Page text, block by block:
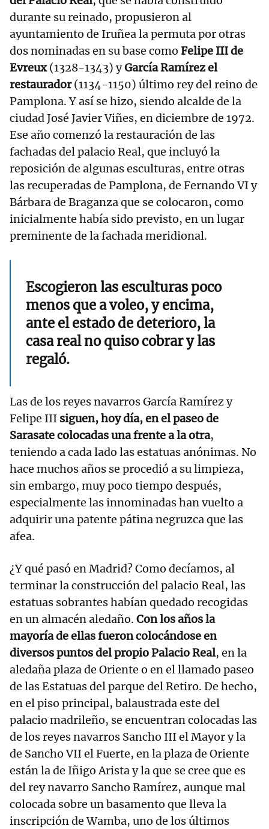
durante su reinado, propusieron al
ayuntamiento de Iruñea la permuta por otras
dos nominadas en su base como Felipe III de
Evreux(1328-1343) yGarcía Ramírez el
restaurador(1134-1150) último rey del reino de
Pamplona. Y así se hizo, siendo alcalde de la
ciudad José Javier Viñes, en diciembre de 1972.
Ese año comenzó la restauración de las
fachadas del palacio Real, que incluyó la
reposición de algunas esculturas, entre otras
las recuperadas de Pamplona, de Fernando VI y
Bárbara de Braganza que se colocaron, como
inicialmente había sido previsto, en un lugar
preminente de la fachada meridional.
Escogieron las esculturas poco
menos que a voleo, y encima,
ante el estado de deterioro, la
casa real no quiso cobrar y las
regaló.
Las de los reyes navarros García Ramírez y
Felipe III siguen, hoy día, en el paseo de
Sarasate colocadas una frente a la otra,
teniendo a cada lado las estatuas anónimas. No
hace muchos años se procedió a su limpieza,
sin embargo, muy poco tiempo después,
especialmente las innominadas han vuelto a
adquirir una patente pátina negruzca que las
afea.
¿Y qué pasó en Madrid? Como decíamos, al
terminar la construcción del palacio Real, las
estatuas sobrantes habían quedado recogidas
en un almacén aledaño. Con los años la
mayoría de ellas fueron colocándose en
diversos puntos del propio Palacio Real, en la
aledaña plaza de Oriente o en el llamado paseo
de las Estatuas del parque del Retiro. De hecho,
en el piso principal, balaustrada este del
palacio madrileño, se encuentran colocadas las
de los reyes navarros Sancho III el Mayor y la
de Sancho VII el Fuerte, en la plaza de Oriente
están la de Iñigo Arista y la que se cree que es
del rey navarro Sancho Ramírez, aunque mal
colocada sobre un basamento que lleva la
inscripción de Wamba, uno de los últimos